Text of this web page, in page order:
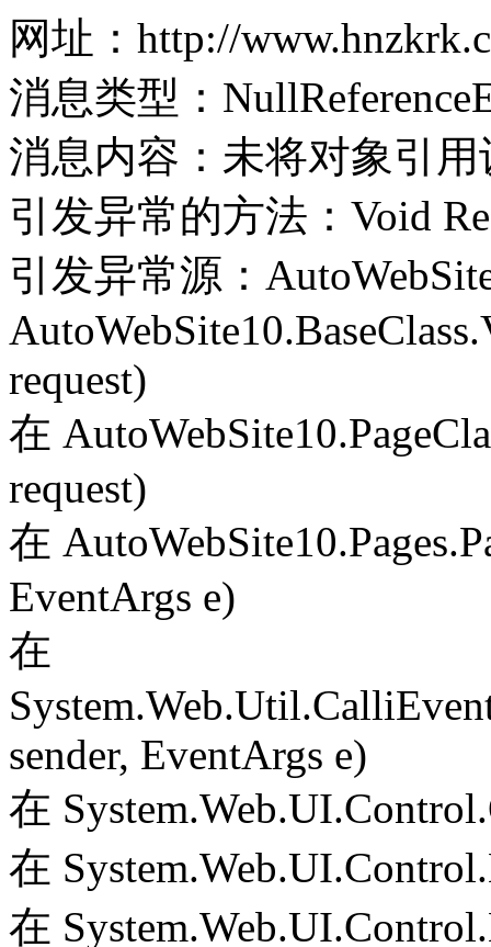
网址：http://
消息类型：
消息内容：未将对象引
引发异常的方法：Void
引发异常源：
request)
在
request)
在
EventArgs e)
在
sender, EventArgs e)
在
在
在